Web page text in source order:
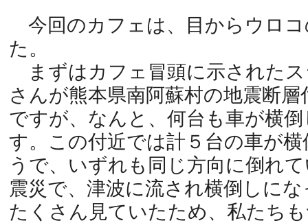
今回のカフェは、目からウロ
た。
まずはカフェ冒頭に示された
さんが熊本県南阿蘇村の地震断
ですが、なんと、何台も車が横
す。この付近では計５台の車が
うで、いずれも同じ方向に倒れ
震災で、津波に流され横倒しに
たくさん見ていたため、私たち